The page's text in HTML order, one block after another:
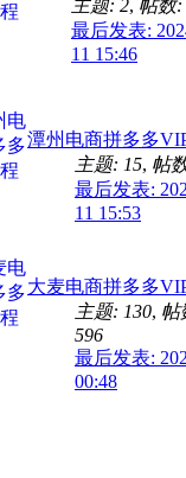
主题: 2, 帖数:
最后发表:
11 15:46
潭州电商拼多多
主题: 15, 帖
最后发表:
11 15:53
大麦电商拼多多
主题: 130, 帖
596
最后发表:
00:48